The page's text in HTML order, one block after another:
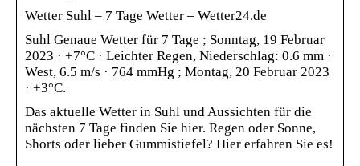
Wetter Suhl – 7 Tage Wetter – Wetter24.de
Suhl Genaue Wetter für 7 Tage ; Sonntag, 19 Februar
2023 · +7°C · Leichter Regen, Niederschlag: 0.6 mm ·
West, 6.5 m/s · 764 mmHg ; Montag, 20 Februar 2023
· +3°C.
Das aktuelle Wetter in Suhl und Aussichten für die
nächsten 7 Tage finden Sie hier. Regen oder Sonne,
Shorts oder lieber Gummistiefel? Hier erfahren Sie es!